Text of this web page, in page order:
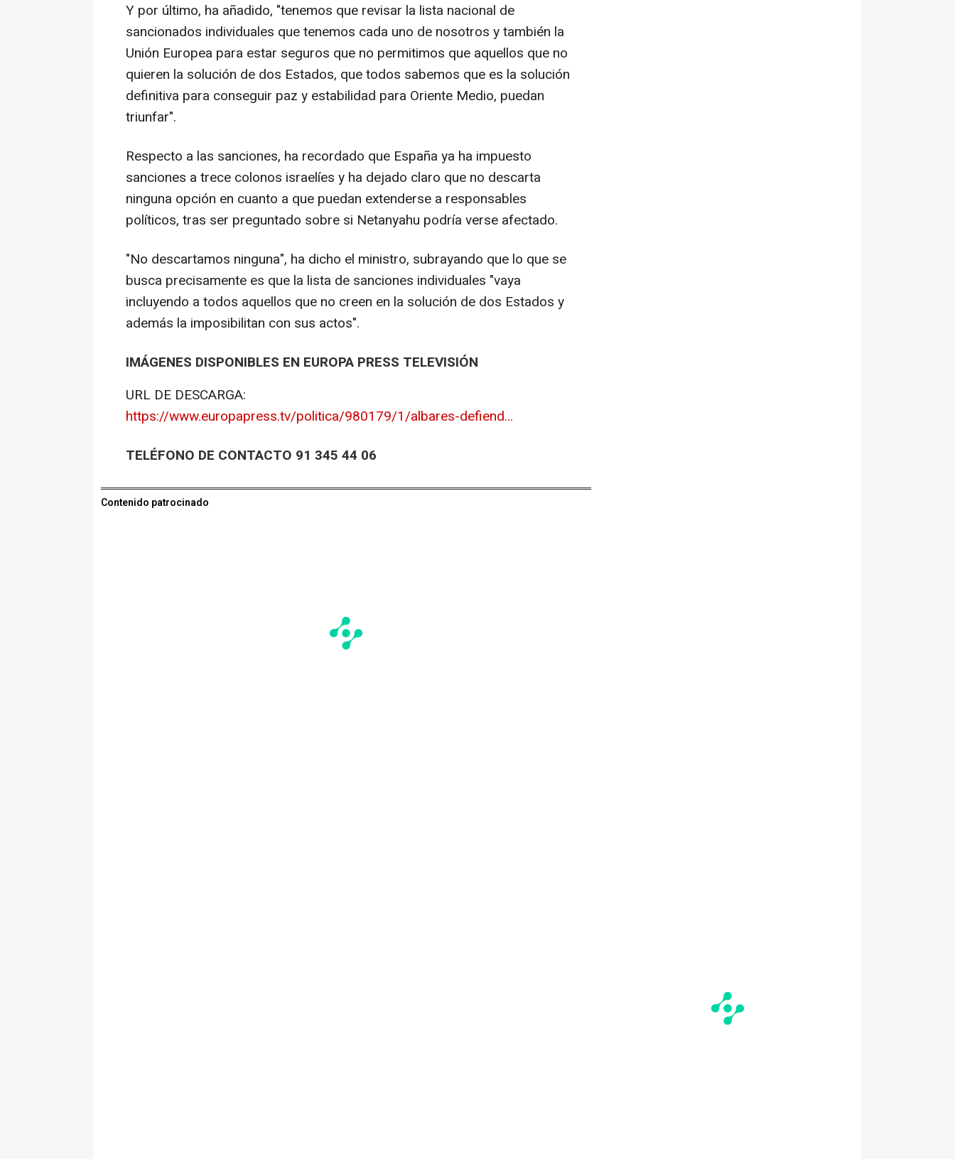
Y por último, ha añadido, "tenemos que revisar la lista nacional de
sancionados individuales que tenemos cada uno de nosotros y también la
Unión Europea para estar seguros que no permitimos que aquellos que no
quieren la solución de dos Estados, que todos sabemos que es la solución
definitiva para conseguir paz y estabilidad para Oriente Medio, puedan
triunfar".
Respecto a las sanciones, ha recordado que España ya ha impuesto
sanciones a trece colonos israelíes y ha dejado claro que no descarta
ninguna opción en cuanto a que puedan extenderse a responsables
políticos, tras ser preguntado sobre si Netanyahu podría verse afectado.
"No descartamos ninguna", ha dicho el ministro, subrayando que lo que se
busca precisamente es que la lista de sanciones individuales "vaya
incluyendo a todos aquellos que no creen en la solución de dos Estados y
además la imposibilitan con sus actos".
IMÁGENES DISPONIBLES EN EUROPA PRESS TELEVISIÓN
URL DE DESCARGA:
https://www.europapress.tv/politica/980179/1/albares-defiend...
TELÉFONO DE CONTACTO 91 345 44 06
Contenido patrocinado